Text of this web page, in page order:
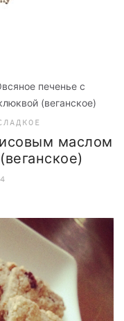
печенье с
(веганское)
маслом